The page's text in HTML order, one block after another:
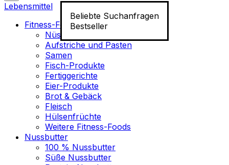
Beliebte Suchanfragen
Bestseller
Lebensmittel
Fitness-Food
Nüsse
Aufstriche und Pasten
Samen
Fisch-Produkte
Fertiggerichte
Eier-Produkte
Brot & Gebäck
Fleisch
Hülsenfrüchte
Weitere Fitness-Foods
Nussbutter
100 % Nussbutter
Süße Nussbutter